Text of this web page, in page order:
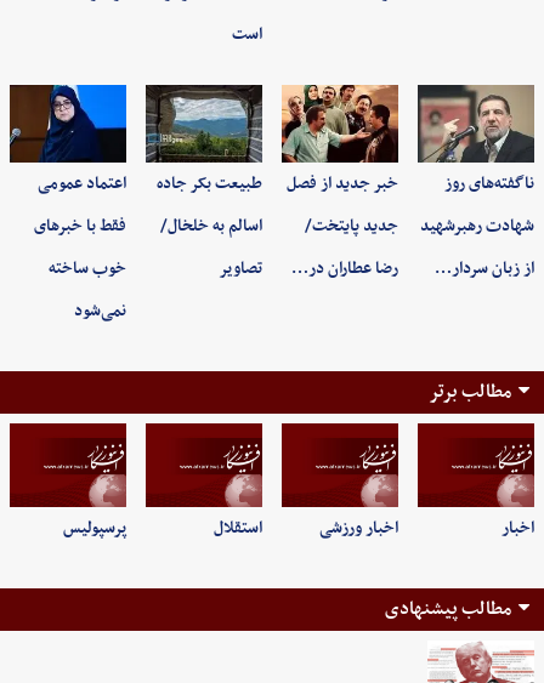
است
ناگفته‌های روز
شهادت رهبرشهید
از زبان سردار…
خبر جدید از فصل
جدید پایتخت/
رضا عطاران در…
طبیعت بکر جاده
اسالم به خلخال/
تصاویر
اعتماد عمومی
فقط با خبرهای
خوب ساخته
نمی‌شود
مطالب برتر
اخبار اخبار ورزشی استقلال پرسپولیس
مطالب پیشنهادی